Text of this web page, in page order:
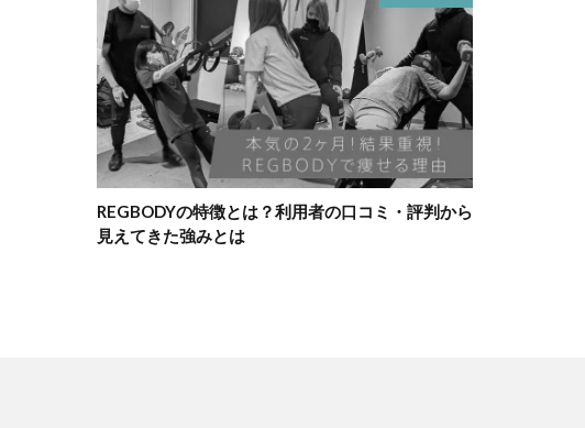
REGBODYの特徴とは？利用者の口コミ・評判から
見えてきた強みとは